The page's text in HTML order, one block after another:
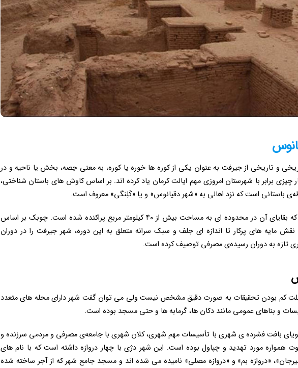
و تاریخی از جیرفت به عنوان یکی از کوره ها خوره یا کوره، به معنی حِصه، بخش یا ناحیه و در
برابر با شهرستان امروزی مهم ایالت کرمان یاد کرده اند. بر اساس کاوش های باستان شناختی،
باستانی است که نزد اهالی به «شهر دقیانوس» و یا «کَلِنگی» معروف است.
این محوطه‌ی بسیار بزرگ که بقایای آن در محدوده ای به مساحت بیش از ۴۰ کیلومتر مربع پراکنده شده است. چوبک بر اساس
مایه های پرکار تا اندازه ای جلف و سبک سرانه متعلق به این دوره، شهر جیرفت را در دوران
به دوران رسیده‌ی مصرفی توصیف کرده است.
علت کم بودن تحقیقات به صورت دقیق مشخص نیست ولی می توان گفت شهر دارای محله های متعدد
و بناهای عمومی مانند دکان ها، گرمابه ها و حتی مسجد بوده است.
بافت فشرده ی شهری با تأسیسات مهم شهری، کلان شهری با جامعه‌ی مصرفی و مردمی سرزنده و
همواره مورد تهدید و چپاول بوده است. این شهر دژی با چهار دروازه داشته است که با نام های
سیرجان»، «دروازه بم» و «دروازه مصلی» نامیده می شده اند و مسجد جامع شهر که از آجر ساخته شده